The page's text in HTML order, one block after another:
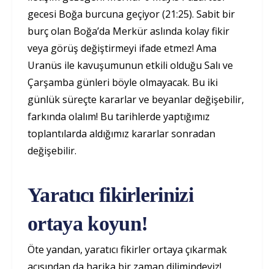
gecesi Boğa burcuna geçiyor (21:25). Sabit bir
burç olan Boğa’da Merkür aslında kolay fikir
veya görüş değiştirmeyi ifade etmez! Ama
Uranüs ile kavuşumunun etkili olduğu Salı ve
Çarşamba günleri böyle olmayacak. Bu iki
günlük süreçte kararlar ve beyanlar değişebilir,
farkında olalım! Bu tarihlerde yaptığımız
toplantılarda aldığımız kararlar sonradan
değişebilir.
Yaratıcı fikirlerinizi
ortaya koyun!
Öte yandan, yaratıcı fikirler ortaya çıkarmak